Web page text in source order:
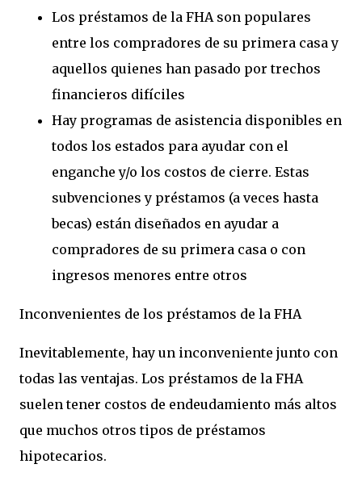
Los préstamos de la FHA son populares
entre los compradores de su primera casa y
aquellos quienes han pasado por trechos
financieros difíciles
Hay programas de asistencia disponibles en
todos los estados para ayudar con el
enganche y/o los costos de cierre. Estas
subvenciones y préstamos (a veces hasta
becas) están diseñados en ayudar a
compradores de su primera casa o con
ingresos menores entre otros
Inconvenientes de los préstamos de la FHA
Inevitablemente, hay un inconveniente junto con
todas las ventajas. Los préstamos de la FHA
suelen tener costos de endeudamiento más altos
que muchos otros tipos de préstamos
hipotecarios.